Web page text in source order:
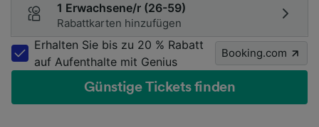
1 Erwachsene/r (26-59)
Rabattkarten hinzufügen
Erhalten Sie bis zu 20 % Rabatt
auf Aufenthalte mit Genius
Booking.com
Günstige Tickets finden